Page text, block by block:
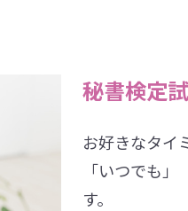
秘書検定
お好きなタイ
「いつでも
す。